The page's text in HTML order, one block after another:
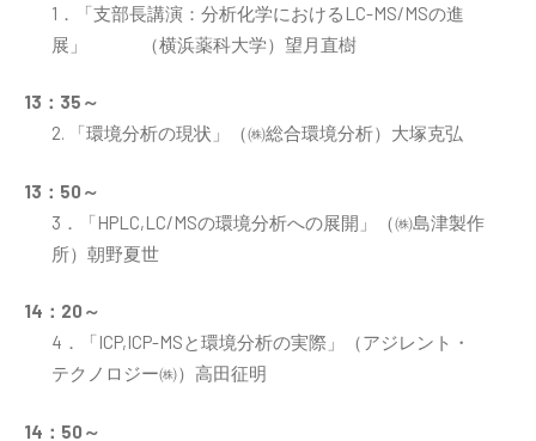
1．「支部長講演：分析化学におけるLC-MS/MSの進
展」 （横浜薬科大学）望月直樹
13：35～
2. 「環境分析の現状」（㈱総合環境分析）大塚克弘
13：50～
3．「HPLC,LC/MSの環境分析への展開」（㈱島津製作
所）朝野夏世
14：20～
4．「ICP,ICP-MSと環境分析の実際」（アジレント・
テクノロジー㈱）高田征明
14：50～